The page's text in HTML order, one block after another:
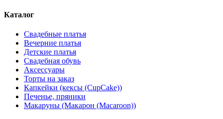
Каталог
Свадебные платья
Вечерние платья
Детские платья
Свадебная обувь
Аксессуары
Торты на заказ
Капкейки (кексы (CupCake))
Печенье, пряники
Макаруны (Макарон (Мacaroon))